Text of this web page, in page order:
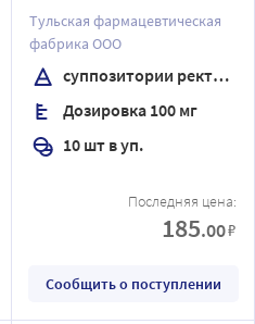
Тульская фармацевтическая
фабрика ООО
суппозитории ректальные
Дозировка 100 мг
10 шт в уп.
Последняя цена:
185.00₽
Сообщить о поступлении